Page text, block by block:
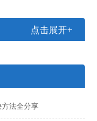
点击展开+
法全分享